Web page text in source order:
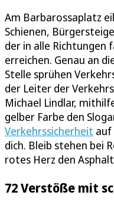
Am Barbarossaplatz
Schienen,
der in alle Richtungen
erreichen. Genau an
Stelle sprühen
der Leiter der
Michael Lindlar,
gelber Farbe den
Verkehrssicherheit auf
dich. Bleib stehen bei
rotes Herz den
72 Verstöße mit